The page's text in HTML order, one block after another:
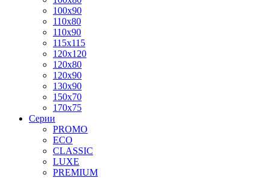
100x90
110x80
110x90
115x115
120x120
120x80
120x90
130x90
150x70
170x75
Серии
PROMO
ECO
CLASSIC
LUXE
PREMIUM